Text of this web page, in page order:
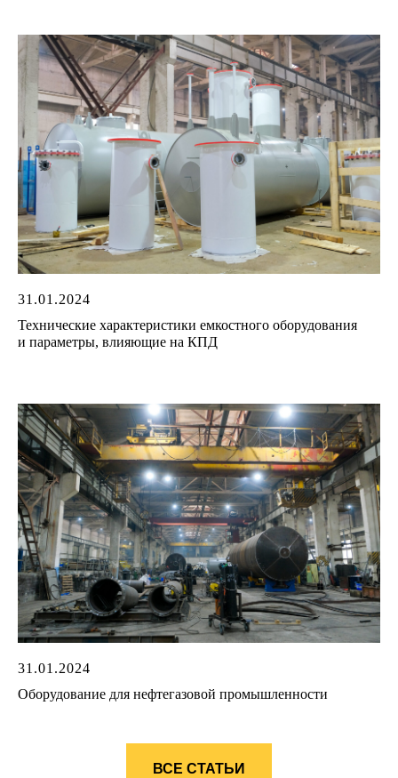
31.01.2024
Технические характеристики емкостного оборудования
и параметры, влияющие на КПД
31.01.2024
Оборудование для нефтегазовой промышленности
ВСЕ СТАТЬИ